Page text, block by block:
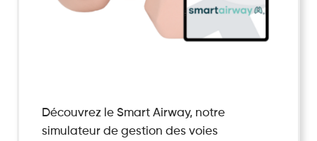
Découvrez le Smart Airway, notre
simulateur de gestion des voies